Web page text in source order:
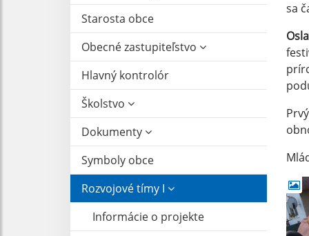
Starosta obce
Obecné zastupiteľstvo
Hlavný kontrolór
Školstvo
Dokumenty
Symboly obce
Rozvojové tímy I
Informácie o projekte
sa